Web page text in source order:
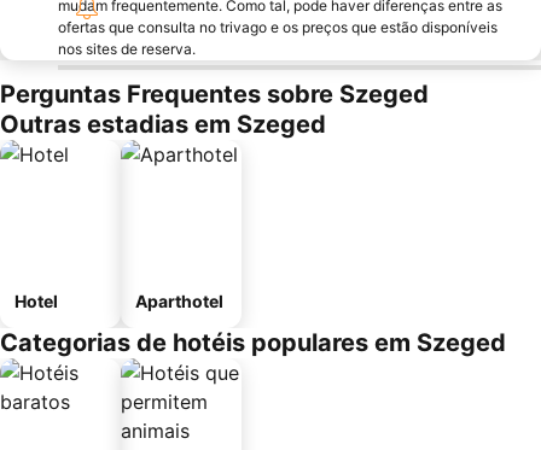
mudam frequentemente. Como tal, pode haver diferenças entre as
ofertas que consulta no trivago e os preços que estão disponíveis
nos sites de reserva.
Perguntas Frequentes sobre Szeged
Outras estadias em Szeged
Hotel Aparthotel
Categorias de hotéis populares em Szeged